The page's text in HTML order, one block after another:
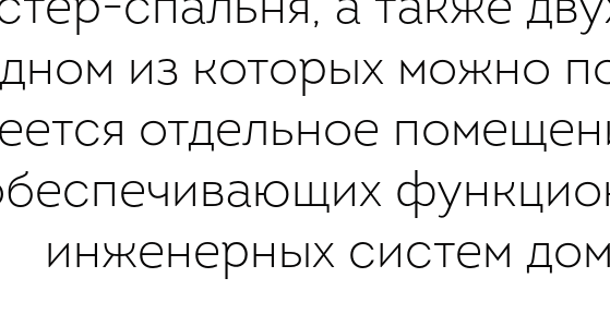
спальня, а также
из которых можно
отдельное
инженерных систем